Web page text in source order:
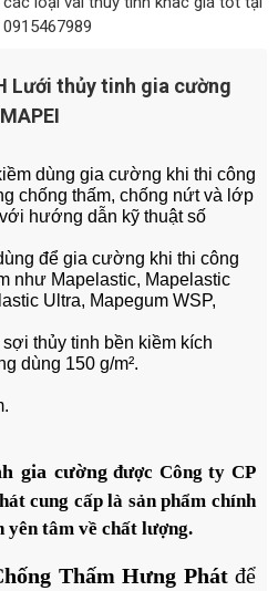
Lưới thủy tinh gia cường
MAPEI
dùng gia cường khi thi công
chống thấm, chống nứt và lớp
hướng dẫn kỹ thuật số
để gia cường khi thi công
như Mapelastic, Mapelastic
Ultra, Mapegum WSP,
thủy tinh bền kiềm kích
dùng 150 g/m².
gia cường được Công ty CP
cung cấp là sản phẩm chính
yên tâm về chất lượng.
Thấm Hưng Phátđể